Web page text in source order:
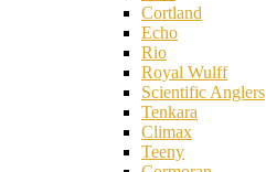
Cortland
Echo
Rio
Royal Wulff
Scientific Anglers
Tenkara
Climax
Teeny